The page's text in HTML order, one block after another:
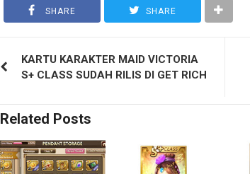
SHARE SHARE
KARTU KARAKTER MAID VICTORIA
S+ CLASS SUDAH RILIS DI GET RICH
Related Posts